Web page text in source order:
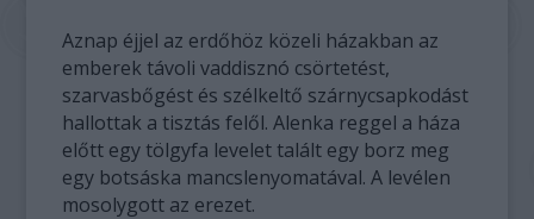
Aznap éjjel az erdőhöz közeli házakban az
emberek távoli vaddisznó csörtetést,
szarvasbőgést és szélkeltő szárnycsapkodást
hallottak a tisztás felől. Alenka reggel a háza
előtt egy tölgyfa levelet talált egy borz meg
egy botsáska mancslenyomatával. A levélen
mosolygott az erezet.